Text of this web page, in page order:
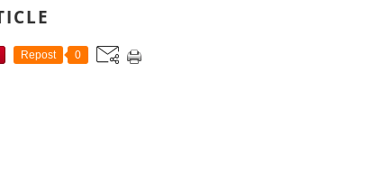
Repost 0